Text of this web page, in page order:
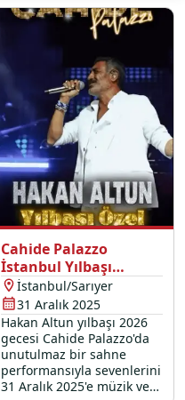
Cahide Palazzo
İstanbul Yılbaşı
Programı 2026
İstanbul/Sarıyer
31 Aralık 2025
Hakan Altun yılbaşı 2026
gecesi Cahide Palazzo'da
unutulmaz bir sahne
performansıyla sevenlerini
31 Aralık 2025'e müzik ve